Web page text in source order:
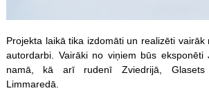
Projekta laikā tika izdomāti un realizēti
autordarbi. Vairāki no viņiem būs eksponēti
namā, kā arī rudenī Zviedrijā,
Limmaredā.